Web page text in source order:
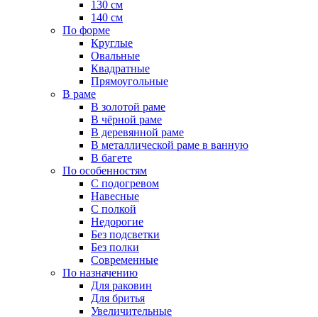
130 см
140 см
По форме
Круглые
Овальные
Квадратные
Прямоугольные
В раме
В золотой раме
В чёрной раме
В деревянной раме
В металлической раме в ванную
В багете
По особенностям
С подогревом
Навесные
С полкой
Недорогие
Без подсветки
Без полки
Современные
По назначению
Для раковин
Для бритья
Увеличительные